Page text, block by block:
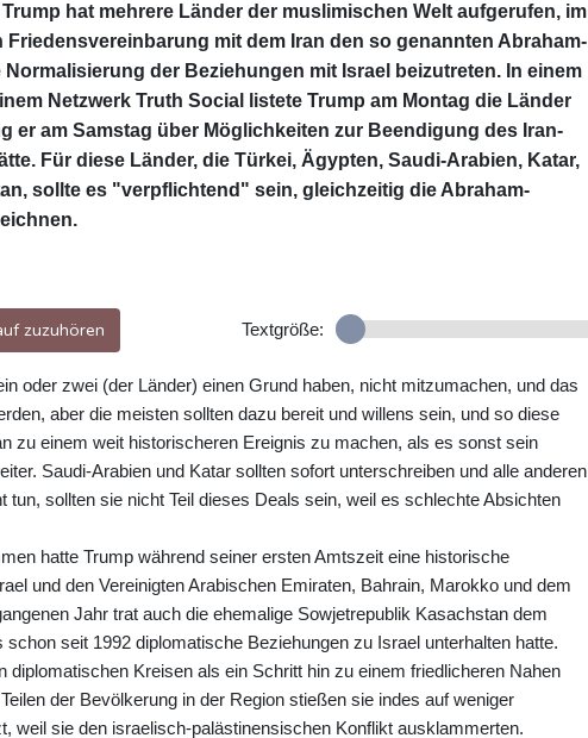
hat mehrere Länder der muslimischen Welt aufgerufen, im
Friedensvereinbarung mit dem Iran den so genannten Abraham-
der Beziehungen mit Israel beizutreten. In einem
Netzwerk Truth Social listete Trump am Montag die Länder
er am Samstag über Möglichkeiten zur Beendigung des Iran-
Für diese Länder, die Türkei, Ägypten, Saudi-Arabien, Katar,
sollte es "verpflichtend" sein, gleichzeitig die Abraham-
zuzuhören Textgröße:
oder zwei (der Länder) einen Grund haben, nicht mitzumachen, und das
aber die meisten sollten dazu bereit und willens sein, und so diese
zu einem weit historischeren Ereignis zu machen, als es sonst sein
Saudi-Arabien und Katar sollten sofort unterschreiben und alle anderen
tun, sollten sie nicht Teil dieses Deals sein, weil es schlechte Absichten
hatte Trump während seiner ersten Amtszeit eine historische
und den Vereinigten Arabischen Emiraten, Bahrain, Marokko und dem
Jahr trat auch die ehemalige Sowjetrepublik Kasachstan dem
seit 1992 diplomatische Beziehungen zu Israel unterhalten hatte.
diplomatischen Kreisen als ein Schritt hin zu einem friedlicheren Nahen
der Bevölkerung in der Region stießen sie indes auf weniger
weil sie den israelisch-palästinensischen Konflikt ausklammerten.